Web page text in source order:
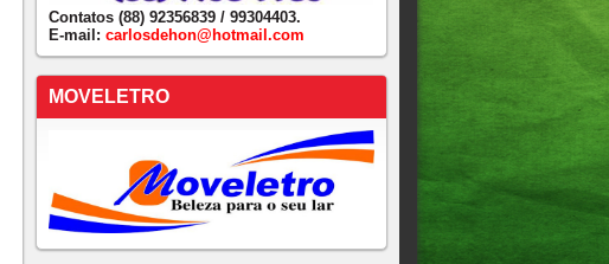
Contatos (88) 92356839 / 99304403.
E-mail: carlosdehon@hotmail.com
MOVELETRO